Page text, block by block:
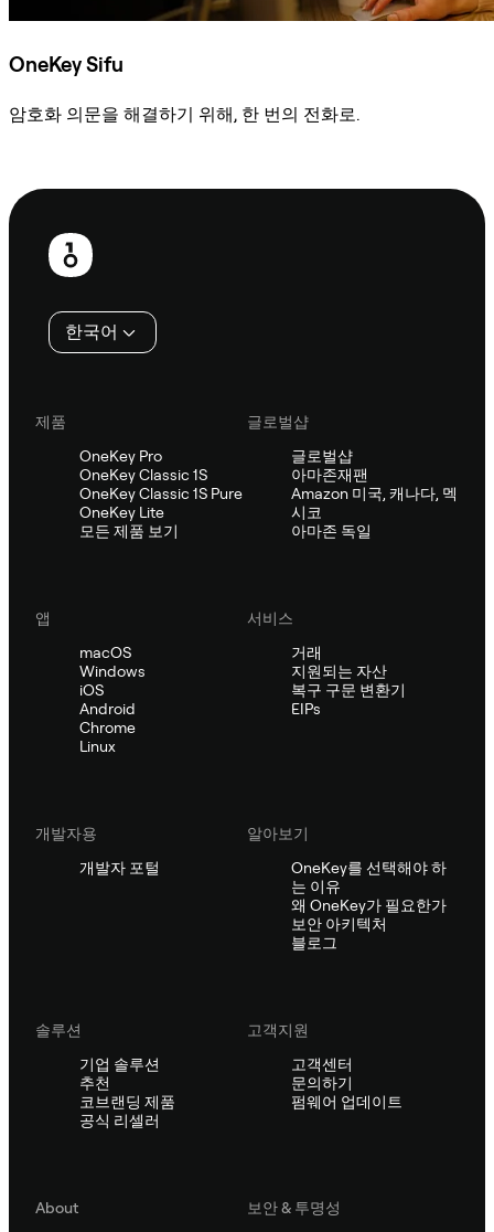
OneKey Sifu
암호화 의문을 해결하기 위해, 한 번의 전화로.
보
한국어
제품
OneKey Pro
OneKey Classic 1S
OneKey Classic 1S Pure
OneKey Lite
모든 제품 보기
글로벌샵
글로벌샵
아마존재팬
Amazon 미국, 캐나다, 멕
시코
아마존 독일
앱
macOS
Windows
iOS
Android
Chrome
Linux
서비스
거래
지원되는 자산
복구 구문 변환기
EIPs
개발자용
개발자 포털
알아보기
OneKey를 선택해야 하
는 이유
왜 OneKey가 필요한가
보안 아키텍처
블로그
솔루션
기업 솔루션
추천
코브랜딩 제품
공식 리셀러
고객지원
고객센터
문의하기
펌웨어 업데이트
About
보안 & 투명성